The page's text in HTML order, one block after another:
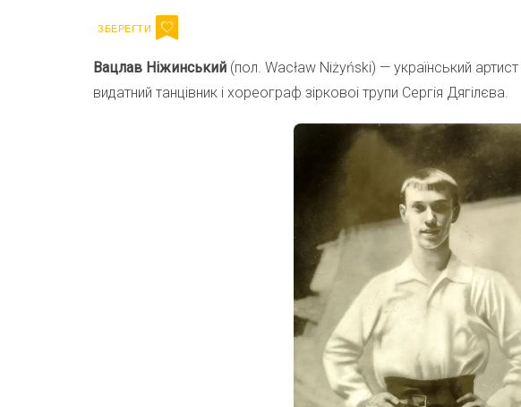
Вацлав Ніжинський (пол. Wacław Niżyński) — український
видатний танцівник і хореограф зірковоі трупи Сергія Дягілєва.